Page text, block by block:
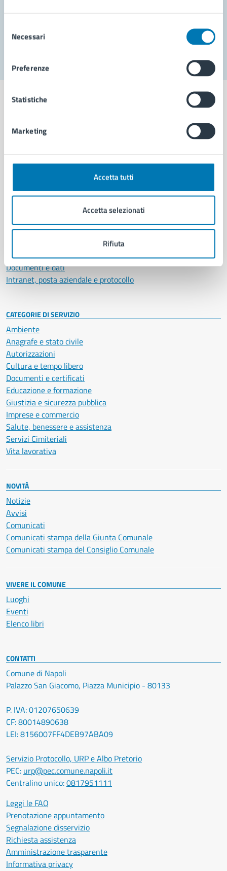
delNecessari
Preferenze
Statistiche
Marketing
Accetta tutti
Accetta selezionati
Rifiuta
Segnala disservizio
Comune di Napoli
AMMINISTRAZIONE
Organi di governo
Enti e fondazioni
Personale amministrativo
Documenti e dati
Intranet, posta aziendale e protocollo
CATEGORIE DI SERVIZIO
Ambiente
Anagrafe e stato civile
Autorizzazioni
Cultura e tempo libero
Documenti e certificati
Educazione e formazione
Giustizia e sicurezza pubblica
Imprese e commercio
Salute, benessere e assistenza
Servizi Cimiteriali
Vita lavorativa
NOVITÀ
Notizie
Avvisi
Comunicati
Comunicati stampa della Giunta Comunale
Comunicati stampa del Consiglio Comunale
VIVERE IL COMUNE
Luoghi
Eventi
Elenco libri
CONTATTI
Comune di Napoli
Palazzo San Giacomo, Piazza Municipio - 80133
P. IVA: 01207650639
CF: 80014890638
LEI: 8156007FF4DEB97ABA09
Servizio Protocollo, URP e Albo Pretorio
PEC: urp@pec.comune.napoli.it
Centralino unico:0817951111
Leggi le FAQ
Prenotazione appuntamento
Segnalazione disservizio
Richiesta assistenza
Amministrazione trasparente
Informativa privacy